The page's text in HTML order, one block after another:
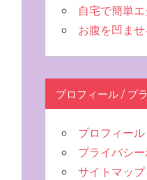
自宅で簡単
お腹を凹ま
プロフィール / プ
プロフィール
プライバシ
サイトマップ